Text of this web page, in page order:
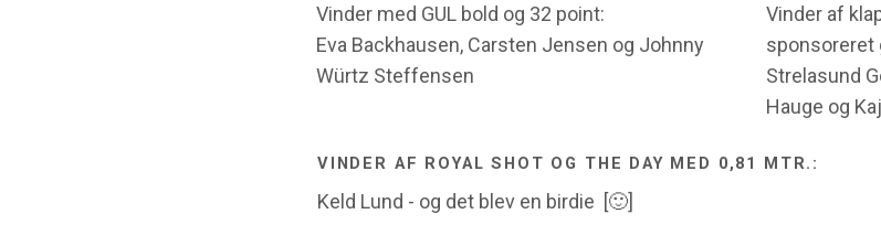
Vinder med GUL bold og 32 point:
Eva Backhausen, Carsten Jensen og Johnny
Würtz Steffensen
Vinder af
sponsoreret
Strelasund
Hauge og
VINDER AF ROYAL SHOT OG THE DAY MED 0,81 MTR.:
Keld Lund - og det blev en birdie [🙂]